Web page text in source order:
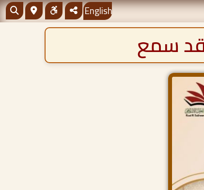
English
قد سمع